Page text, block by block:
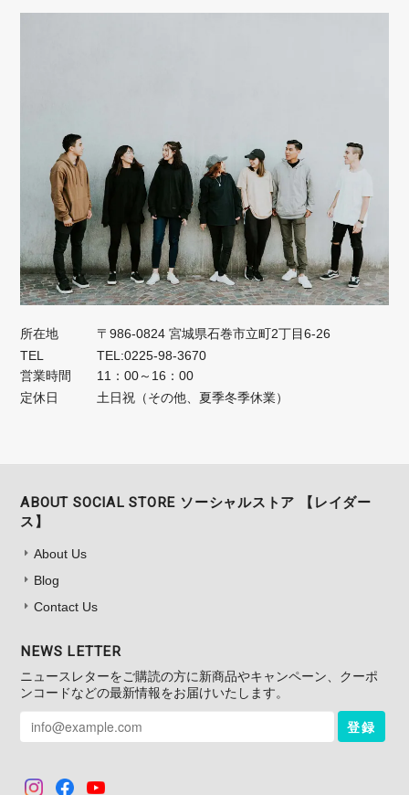
所在地
〒986-0824 宮城県石巻市立町2丁目6-26
TEL
TEL:0225-98-3670
営業時間
11：00～16：00
定休日
土日祝（その他、夏季冬季休業）
ABOUT SOCIAL STORE ソーシャルストア 【レイダー
ス】
About Us
Blog
Contact Us
NEWS LETTER
ニュースレターをご購読の方に新商品やキャンペーン、クーポ
ンコードなどの最新情報をお届けいたします。
登録